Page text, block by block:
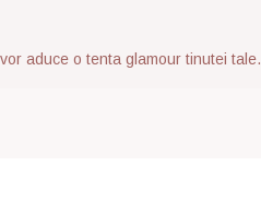
aduce o tenta glamour tinutei tale.